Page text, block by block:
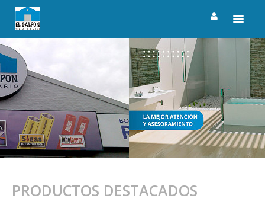
QUIENES SOMOS
NUESTRAS MARCAS
PRODUCTOS
PRESUPUESTOS
CONTACTO
PRODUCTOS DESTACADOS